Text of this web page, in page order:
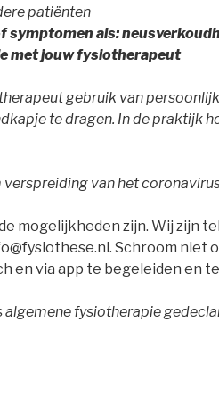
patiënten
als:
met jouw fysiotherapeut
gebruik van
te dragen. In de praktijk
verspreiding van het
mogelijkheden zijn. Wij zijn
Schroom niet
en via app te begeleiden en
fysiotherapie